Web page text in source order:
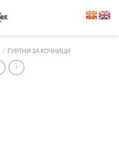
/ ГУРТНИ ЗА КОЧНИЦИ